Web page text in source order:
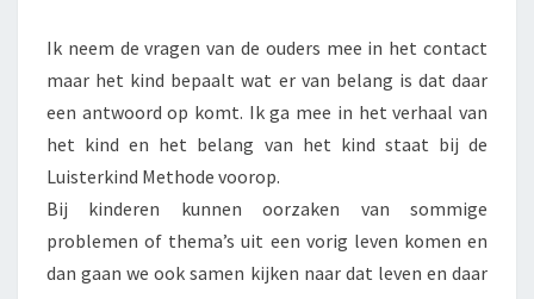
Ik neem de vragen van de ouders mee in het contact
maar het kind bepaalt wat er van belang is dat daar
een antwoord op komt. Ik ga mee in het verhaal van
het kind en het belang van het kind staat bij de
Luisterkind Methode voorop.
Bij kinderen kunnen oorzaken van sommige
problemen of thema’s uit een vorig leven komen en
dan gaan we ook samen kijken naar dat leven en daar